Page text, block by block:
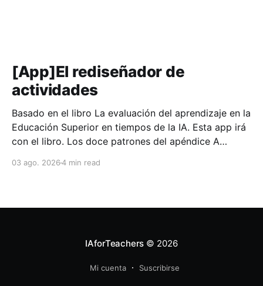
[App]El rediseñador de
actividades
Basado en el libro La evaluación del aprendizaje en la
Educación Superior en tiempos de la IA. Esta app irá
con el libro. Los doce patrones del apéndice A
concreta exige algo más, y ese trabajo suele encallar
03 ago. 20264 min read
IAforTeachers © 2026
Mi cuenta Suscribirse